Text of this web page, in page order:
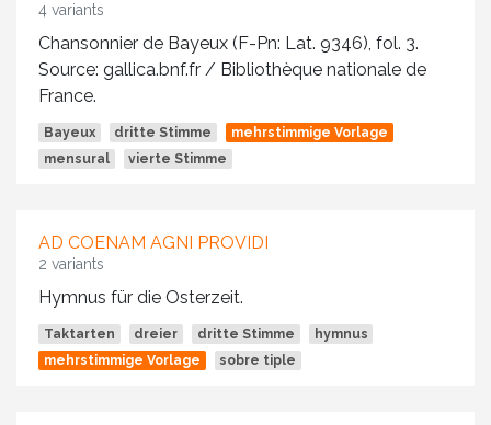
4 variants
Chansonnier de Bayeux (F-Pn: Lat. 9346), fol. 3.
Source: gallica.bnf.fr / Bibliothèque nationale de
France.
Bayeux dritte Stimme
mehrstimmige Vorlage
mensural
vierte Stimme
AD COENAM AGNI PROVIDI
2 variants
Hymnus für die Osterzeit.
Taktarten dreier dritte Stimme
hymnus
mehrstimmige Vorlage
sobre tiple